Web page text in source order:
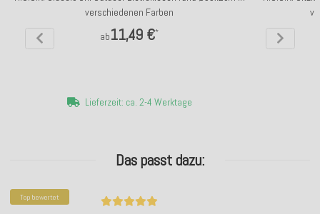
verschiedenen Farben
ab11,49 €*
Lieferzeit: ca. 2-4 Werktage
Das passt dazu:
Top bewertet